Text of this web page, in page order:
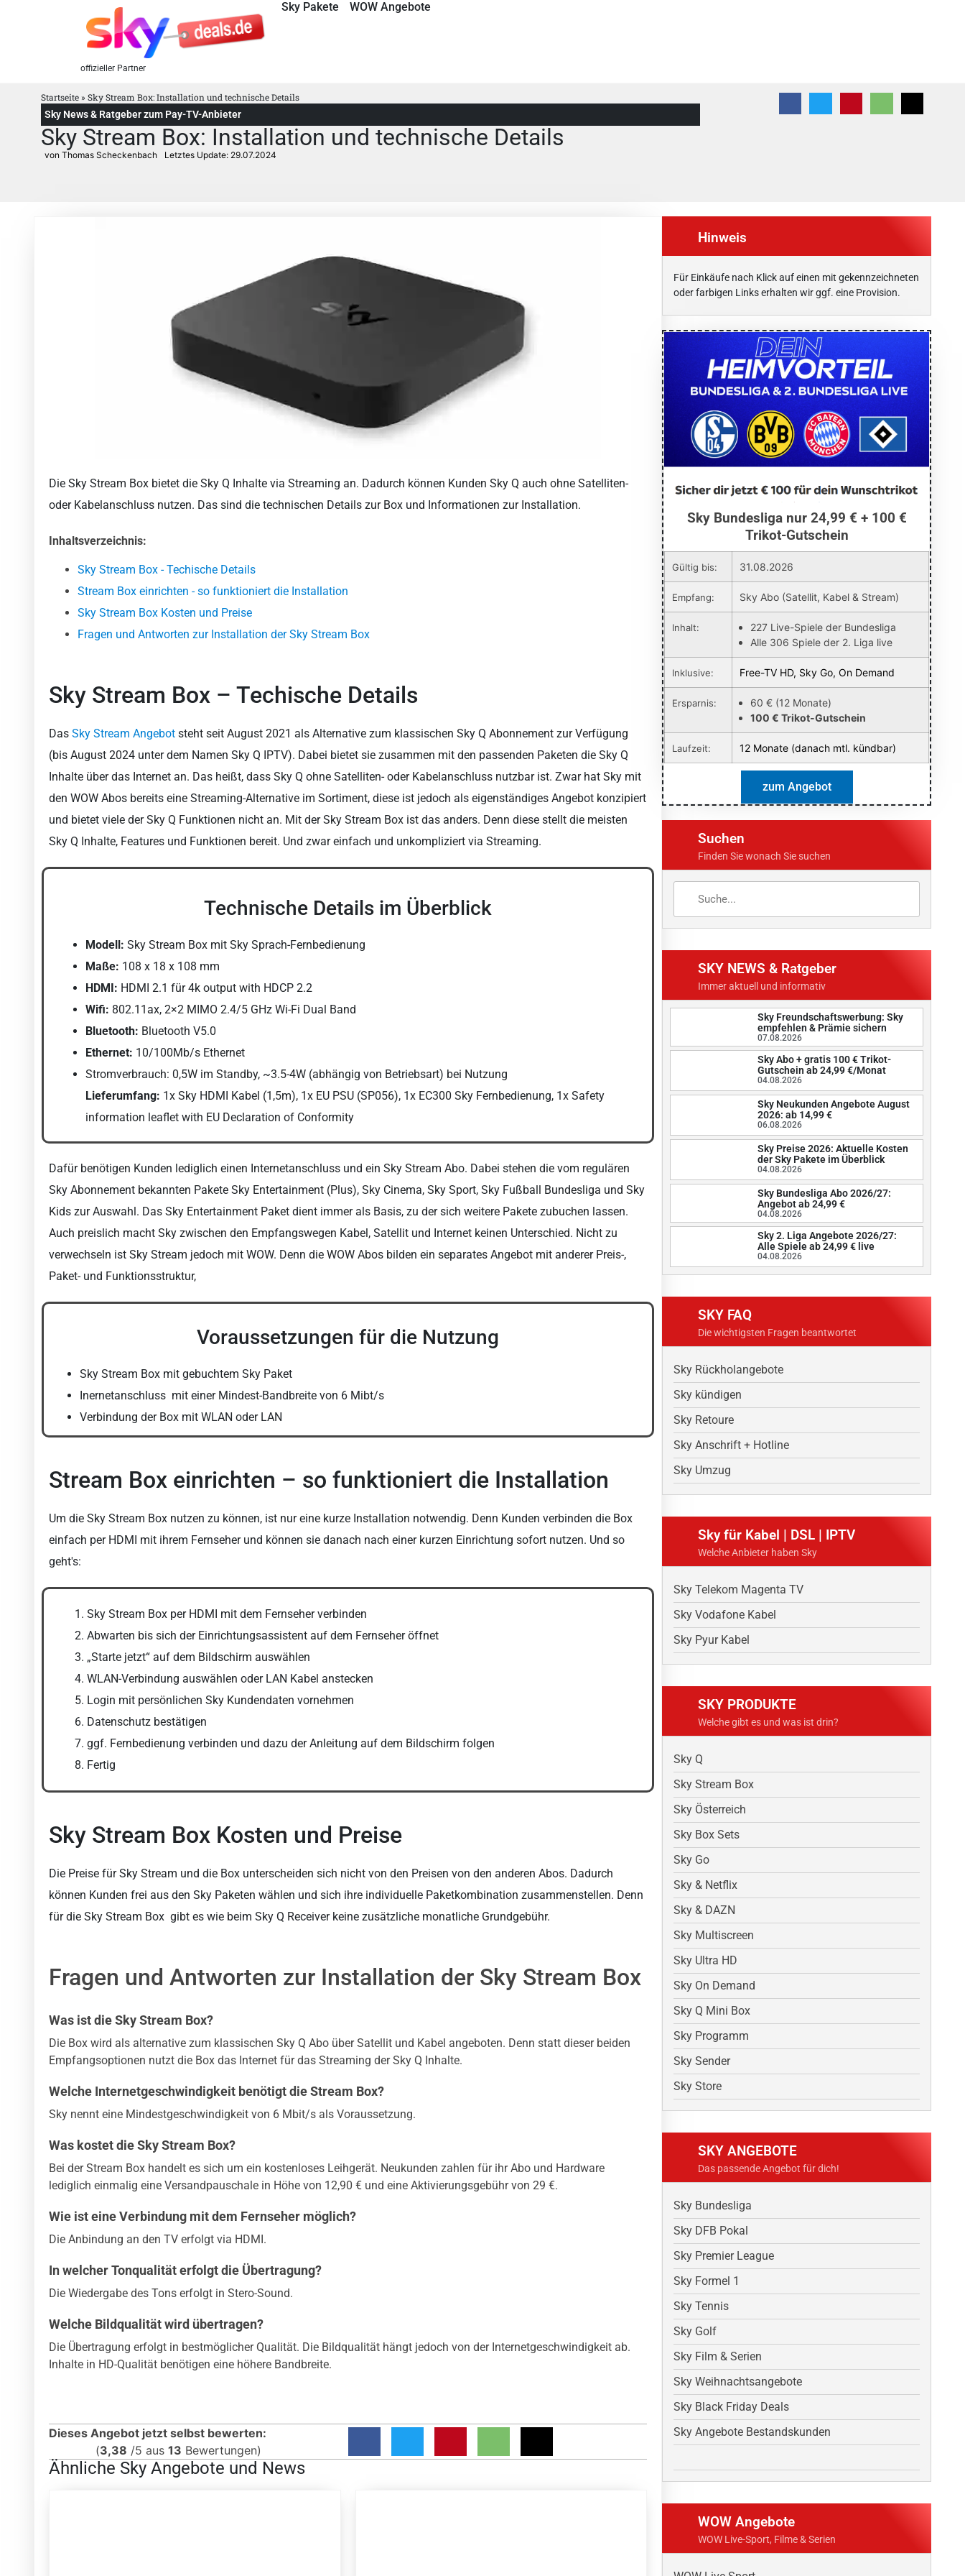
offizieller Partner
Sky Pakete WOW Angebote
Startseite» Sky Stream Box: Installation und technische Details
Sky News & Ratgeber zum Pay-TV-Anbieter
Sky Stream Box: Installation und technische Details
von Thomas Scheckenbach Letztes Update: 29.07.2024
Die Sky Stream Box bietet die Sky Q Inhalte via Streaming an. Dadurch können Kunden Sky Q auch ohne Satelliten-
oder Kabelanschluss nutzen. Das sind die technischen Details zur Box und Informationen zur Installation.
Inhaltsverzeichnis:
Sky Stream Box - Techische Details
Stream Box einrichten - so funktioniert die Installation
Sky Stream Box Kosten und Preise
Fragen und Antworten zur Installation der Sky Stream Box
Sky Stream Box – Techische Details
Das Sky Stream Angebot steht seit August 2021 als Alternative zum klassischen Sky Q Abonnement zur Verfügung
(bis August 2024 unter dem Namen Sky Q IPTV). Dabei bietet sie zusammen mit den passenden Paketen die Sky Q
Inhalte über das Internet an. Das heißt, dass Sky Q ohne Satelliten- oder Kabelanschluss nutzbar ist. Zwar hat Sky mit
den WOW Abos bereits eine Streaming-Alternative im Sortiment, diese ist jedoch als eigenständiges Angebot konzipiert
und bietet viele der Sky Q Funktionen nicht an. Mit der Sky Stream Box ist das anders. Denn diese stellt die meisten
Sky Q Inhalte, Features und Funktionen bereit. Und zwar einfach und unkompliziert via Streaming.
Technische Details im Überblick
Modell: Sky Stream Box mit Sky Sprach-Fernbedienung
Maße: 108 x 18 x 108 mm
HDMI: HDMI 2.1 für 4k output with HDCP 2.2
Wifi: 802.11ax, 2×2 MIMO 2.4/5 GHz Wi-Fi Dual Band
Bluetooth: Bluetooth V5.0
Ethernet: 10/100Mb/s Ethernet
Stromverbrauch: 0,5W im Standby, ~3.5-4W (abhängig von Betriebsart) bei Nutzung
Lieferumfang: 1x Sky HDMI Kabel (1,5m), 1x EU PSU (SP056), 1x EC300 Sky Fernbedienung, 1x Safety
information leaflet with EU Declaration of Conformity
Dafür benötigen Kunden lediglich einen Internetanschluss und ein Sky Stream Abo. Dabei stehen die vom regulären
Sky Abonnement bekannten Pakete Sky Entertainment (Plus), Sky Cinema, Sky Sport, Sky Fußball Bundesliga und Sky
Kids zur Auswahl. Das Sky Entertainment Paket dient immer als Basis, zu der sich weitere Pakete zubuchen lassen.
Auch preislich macht Sky zwischen den Empfangswegen Kabel, Satellit und Internet keinen Unterschied. Nicht zu
verwechseln ist Sky Stream jedoch mit WOW. Denn die WOW Abos bilden ein separates Angebot mit anderer Preis-,
Paket- und Funktionsstruktur,
Voraussetzungen für die Nutzung
Sky Stream Box mit gebuchtem Sky Paket
Inernetanschluss mit einer Mindest-Bandbreite von 6 Mibt/s
Verbindung der Box mit WLAN oder LAN
Stream Box einrichten – so funktioniert die Installation
Um die Sky Stream Box nutzen zu können, ist nur eine kurze Installation notwendig. Denn Kunden verbinden die Box
einfach per HDMI mit ihrem Fernseher und können sie danach nach einer kurzen Einrichtung sofort nutzen. Und so
geht's:
Sky Stream Box per HDMI mit dem Fernseher verbinden
Abwarten bis sich der Einrichtungsassistent auf dem Fernseher öffnet
„Starte jetzt“ auf dem Bildschirm auswählen
WLAN-Verbindung auswählen oder LAN Kabel anstecken
Login mit persönlichen Sky Kundendaten vornehmen
Datenschutz bestätigen
ggf. Fernbedienung verbinden und dazu der Anleitung auf dem Bildschirm folgen
Fertig
Sky Stream Box Kosten und Preise
Die Preise für Sky Stream und die Box unterscheiden sich nicht von den Preisen von den anderen Abos. Dadurch
können Kunden frei aus den Sky Paketen wählen und sich ihre individuelle Paketkombination zusammenstellen. Denn
für die Sky Stream Box gibt es wie beim Sky Q Receiver keine zusätzliche monatliche Grundgebühr.
Fragen und Antworten zur Installation der Sky Stream Box
Was ist die Sky Stream Box?
Die Box wird als alternative zum klassischen Sky Q Abo über Satellit und Kabel angeboten. Denn statt dieser beiden
Empfangsoptionen nutzt die Box das Internet für das Streaming der Sky Q Inhalte.
Welche Internetgeschwindigkeit benötigt die Stream Box?
Sky nennt eine Mindestgeschwindigkeit von 6 Mbit/s als Voraussetzung.
Was kostet die Sky Stream Box?
Bei der Stream Box handelt es sich um ein kostenloses Leihgerät. Neukunden zahlen für ihr Abo und Hardware
lediglich einmalig eine Versandpauschale in Höhe von 12,90 € und eine Aktivierungsgebühr von 29 €.
Wie ist eine Verbindung mit dem Fernseher möglich?
Die Anbindung an den TV erfolgt via HDMI.
In welcher Tonqualität erfolgt die Übertragung?
Die Wiedergabe des Tons erfolgt in Stero-Sound.
Welche Bildqualität wird übertragen?
Die Übertragung erfolgt in bestmöglicher Qualität. Die Bildqualität hängt jedoch von der Internetgeschwindigkeit ab.
Inhalte in HD-Qualität benötigen eine höhere Bandbreite.
Dieses Angebot jetzt selbst bewerten:
(3,38 /5 aus 13 Bewertungen)
Ähnliche Sky Angebote und News
Hinweis
Für Einkäufe nach Klick auf einen mit gekennzeichneten
oder farbigen Links erhalten wir ggf. eine Provision.
Sky Bundesliga nur 24,99 € + 100 €
Trikot-Gutschein
Gültig bis: 31.08.2026
Empfang: Sky Abo (Satellit, Kabel & Stream)
Inhalt:
227 Live-Spiele der Bundesliga
Alle 306 Spiele der 2. Liga live
Inklusive: Free-TV HD, Sky Go, On Demand
Ersparnis:
60 € (12 Monate)
100 € Trikot-Gutschein
Laufzeit: 12 Monate (danach mtl. kündbar)
zum Angebot
Suchen
Finden Sie wonach Sie suchen
SKY NEWS & Ratgeber
Immer aktuell und informativ
Sky Freundschaftswerbung: Sky
empfehlen & Prämie sichern
07.08.2026
Sky Abo + gratis 100 € Trikot-
Gutschein ab 24,99 €/Monat
04.08.2026
Sky Neukunden Angebote August
2026: ab 14,99 €
06.08.2026
Sky Preise 2026: Aktuelle Kosten
der Sky Pakete im Überblick
04.08.2026
Sky Bundesliga Abo 2026/27:
Angebot ab 24,99 €
04.08.2026
Sky 2. Liga Angebote 2026/27:
Alle Spiele ab 24,99 € live
04.08.2026
SKY FAQ
Die wichtigsten Fragen beantwortet
Sky Rückholangebote
Sky kündigen
Sky Retoure
Sky Anschrift + Hotline
Sky Umzug
Sky für Kabel | DSL | IPTV
Welche Anbieter haben Sky
Sky Telekom Magenta TV
Sky Vodafone Kabel
Sky Pyur Kabel
SKY PRODUKTE
Welche gibt es und was ist drin?
Sky Q
Sky Stream Box
Sky Österreich
Sky Box Sets
Sky Go
Sky & Netflix
Sky & DAZN
Sky Multiscreen
Sky Ultra HD
Sky On Demand
Sky Q Mini Box
Sky Programm
Sky Sender
Sky Store
SKY ANGEBOTE
Das passende Angebot für dich!
Sky Bundesliga
Sky DFB Pokal
Sky Premier League
Sky Formel 1
Sky Tennis
Sky Golf
Sky Film & Serien
Sky Weihnachtsangebote
Sky Black Friday Deals
Sky Angebote Bestandskunden
WOW Angebote
WOW Live-Sport, Filme & Serien